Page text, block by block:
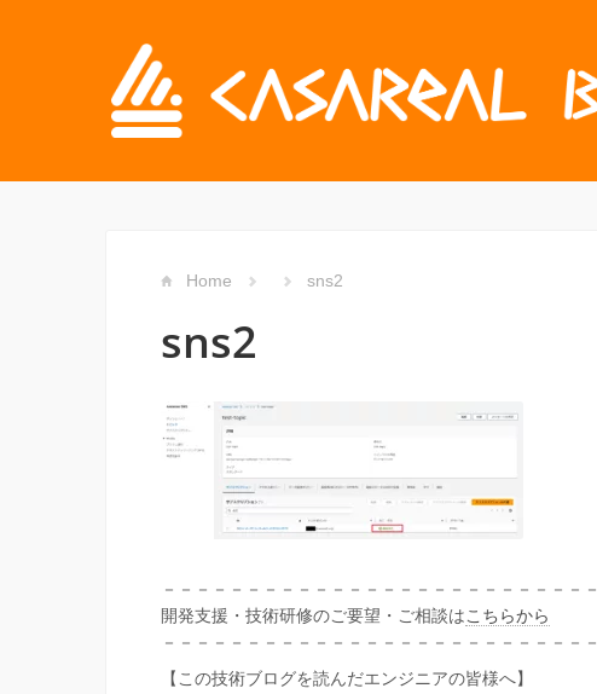
Home sns2
sns2
－－－－－－－－－－－－－－－－－－－－－－－－－－
開発支援・技術研修のご要望・ご相談はこちらから
－－－－－－－－－－－－－－－－－－－－－－－－－－
【この技術ブログを読んだエンジニアの皆様へ】